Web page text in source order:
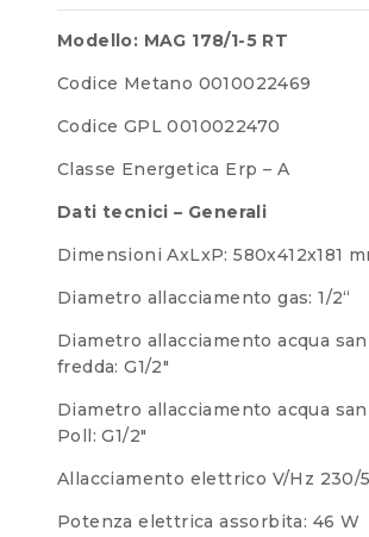
Modello: MAG 178/1-5 RT
Codice Metano 0010022469
Codice GPL 0010022470
Classe Energetica Erp – A
Dati tecnici – Generali
Dimensioni AxLxP: 580x412x181
Diametro allacciamento gas: 1/2“
Diametro allacciamento acqua
fredda: G1/2″
Diametro allacciamento acqua
Poll: G1/2″
Allacciamento elettrico V/Hz 230/
Potenza elettrica assorbita: 46 W